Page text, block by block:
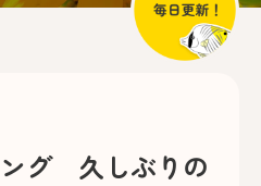
グ 久しぶりの